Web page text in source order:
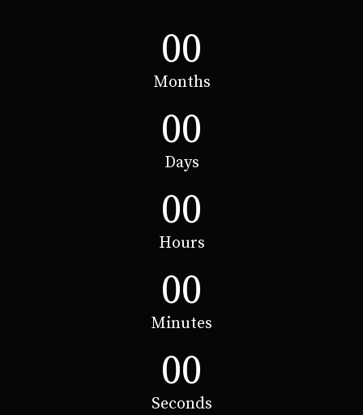
00
Months
00
Days
00
Hours
00
Minutes
00
Seconds